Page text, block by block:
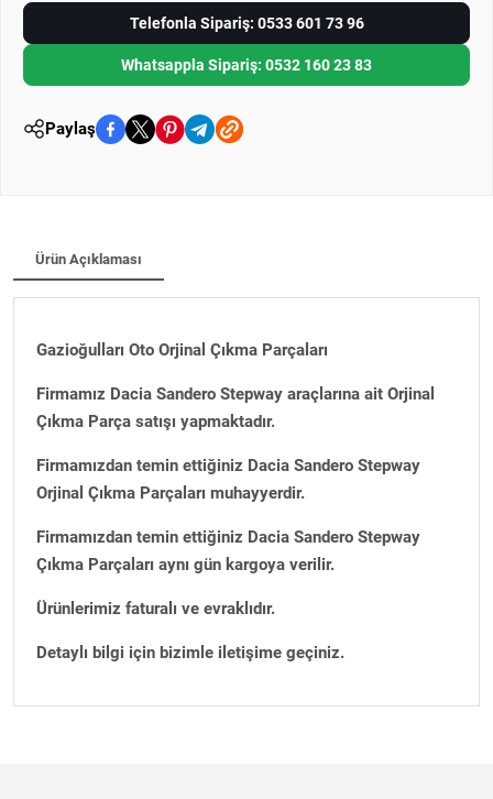
Telefonla Sipariş: 0533 601 73 96
Whatsappla Sipariş: 0532 160 23 83
Paylaş
Ürün Açıklaması
Gazioğulları Oto Orjinal Çıkma Parçaları
Firmamız Dacia Sandero Stepway araçlarına ait Orjinal
Çıkma Parça satışı yapmaktadır.
Firmamızdan temin ettiğiniz Dacia Sandero Stepway
Orjinal Çıkma Parçaları muhayyerdir.
Firmamızdan temin ettiğiniz Dacia Sandero Stepway
Çıkma Parçaları aynı gün kargoya verilir.
Ürünlerimiz faturalı ve evraklıdır.
Detaylı bilgi için bizimle iletişime geçiniz.